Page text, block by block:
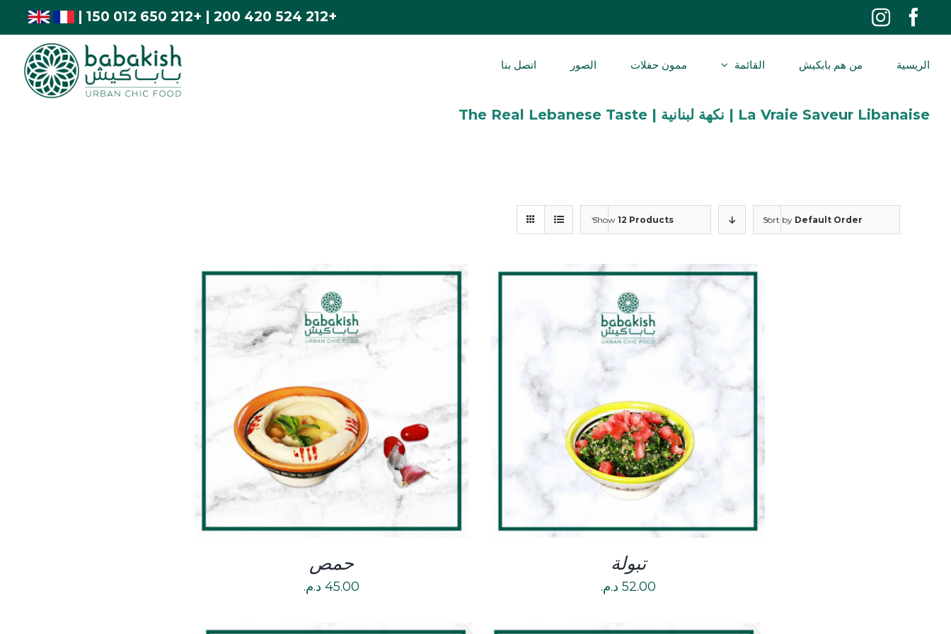
Facebook
Instagram
+212 524 420 200
+212 650 012 150
الريسية من هم بابكيش القائمة ممون حفلات الصور اتصل بنا
La Vraie Saveur Libanaise | نكهة لبنانية | The Real Lebanese Taste
Sort by Default Order
Show 12 Products
DETAILS
تبولة
52.00 د.م.
DETAILS
حمص
45.00 د.م.